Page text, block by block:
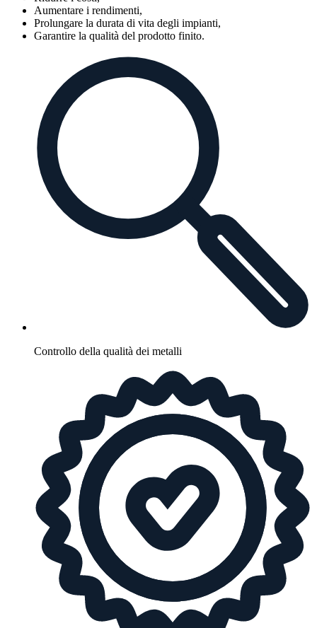
Aumentare i rendimenti,
Prolungare la durata di vita degli impianti,
Garantire la qualità del prodotto finito.
Controllo della qualità dei metalli